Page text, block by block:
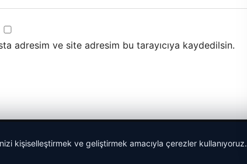
adresim ve site adresim bu tarayıcıya kaydedilsin.
kişiselleştirmek ve geliştirmek amacıyla çerezler kullanıyoruz.